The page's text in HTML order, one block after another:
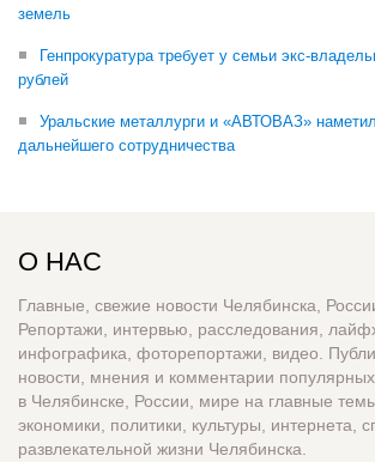
земель
Генпрокуратура требует у семьи экс-
рублей
Уральские металлурги и «АВТОВАЗ»
дальнейшего сотрудничества
О НАС
Главные, свежие новости Челябинска,
Репортажи, интервью, расследования,
инфографика, фоторепортажи, видео.
новости, мнения и комментарии
в Челябинске, России, мире на главные
экономики, политики, культуры, интернета,
развлекательной жизни Челябинска.